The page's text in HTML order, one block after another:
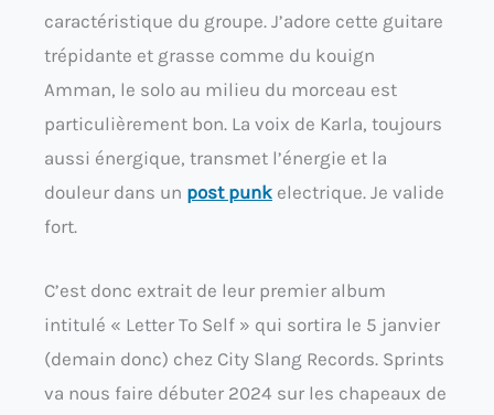
caractéristique du groupe. J’adore cette guitare
trépidante et grasse comme du kouign
Amman, le solo au milieu du morceau est
particulièrement bon. La voix de Karla, toujours
aussi énergique, transmet l’énergie et la
douleur dans un post punk electrique. Je valide
fort.
C’est donc extrait de leur premier album
intitulé « Letter To Self » qui sortira le 5 janvier
(demain donc) chez City Slang Records. Sprints
va nous faire débuter 2024 sur les chapeaux de